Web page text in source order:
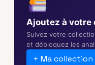
Ajoutez à votre
Suivez votre
et débloquez les
+ Ma collection